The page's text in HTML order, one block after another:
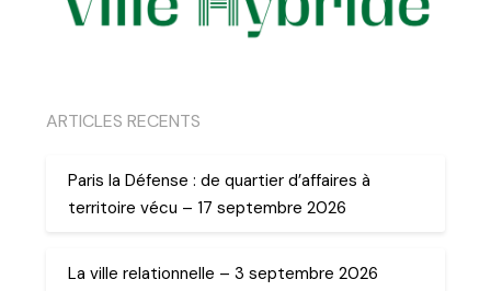
ARTICLES RECENTS
Paris la Défense : de quartier d’affaires à
territoire vécu – 17 septembre 2026
La ville relationnelle – 3 septembre 2026